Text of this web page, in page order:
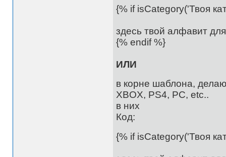
{% if isCategory('Твоя
здесь твой алфавит
{% endif %}
ИЛИ
в корне шаблона,
XBOX, PS4, PC, etc..
в них
Код:
{% if isCategory('Твоя